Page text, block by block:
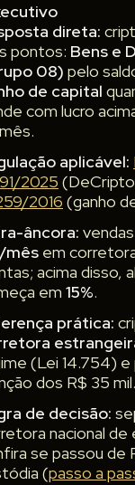
direta:
pontos: Bens e
08) pelo
de capital
com lucro
aplicável:
2025
2016 (ganho
âncora:
mês em
acima disso,
em 15%.
prática:
(Lei 14.754) e
dos R$ 35 mil.
de decisão:
nacional de
se passou de
(passo a